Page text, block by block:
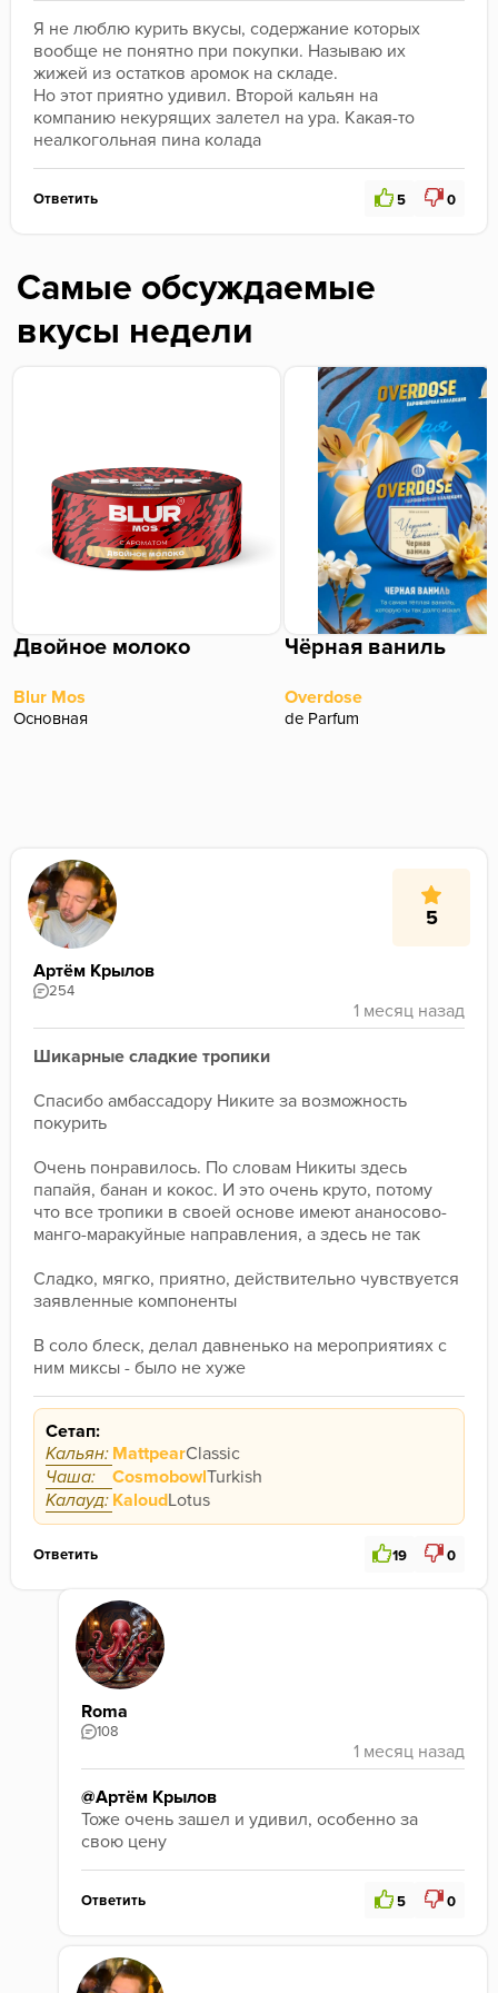
Я не люблю курить вкусы, содержание которых
вообще не понятно при покупки. Называю их
жижей из остатков аромок на складе.
Но этот приятно удивил. Второй кальян на
компанию некурящих залетел на ура. Какая-то
неалкогольная пина колада
Ответить 5 0
Самые обсуждаемые
вкусы недели
Двойное молоко
Blur Mos
Основная
Чёрная ваниль
Overdose
de Parfum
5
Артём Крылов
254
Шикарные сладкие тропики
Спасибо амбассадору Никите за возможность
покурить
Очень понравилось. По словам Никиты здесь
папайя, банан и кокос. И это очень круто, потому
что все тропики в своей основе имеют ананосово-
манго-маракуйные направления, а здесь не так
Сладко, мягко, приятно, действительно чувствуется
заявленные компоненты
В соло блеск, делал давненько на мероприятиях с
ним миксы - было не хуже
Сетап:
Кальян: MattpearClassic
Чаша:
CosmobowlTurkish
Калауд: KaloudLotus
Ответить 19 0
Roma
108
@Артём Крылов
Тоже очень зашел и удивил, особенно за
свою цену
Ответить 5 0